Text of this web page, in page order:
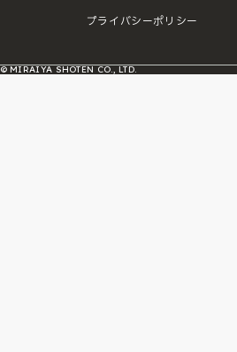
プライバシーポリシー
© MIRAIYA SHOTEN CO., LTD.